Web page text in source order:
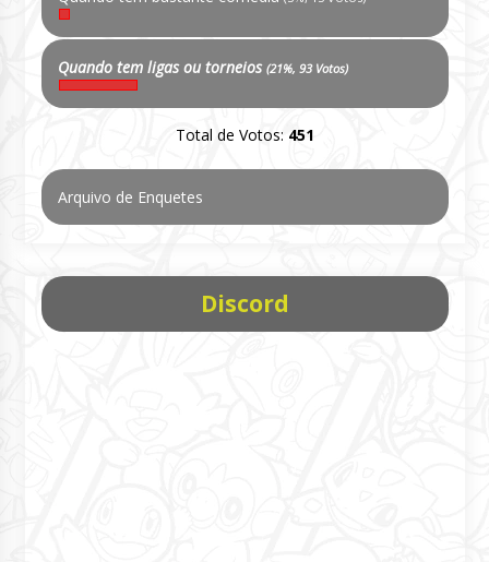
Quando tem ligas ou torneios (21%, 93 Votos)
Total de Votos: 451
Arquivo de Enquetes
Discord